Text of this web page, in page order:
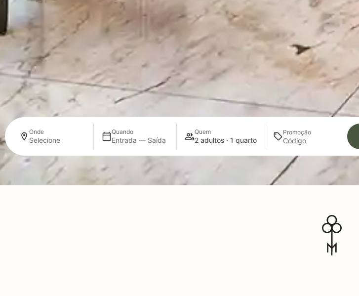
Onde
Selecione
Quando
Entrada — Saída
Quem
2 adultos · 1 quarto
Promoção